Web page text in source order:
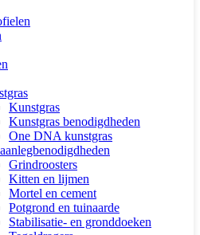
Kunstgras
Kunstgras benodigdheden
One DNA kunstgras
Grindroosters
Kitten en lijmen
Mortel en cement
Potgrond en tuinaarde
Stabilisatie- en gronddoeken